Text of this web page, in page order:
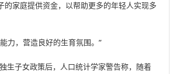
的家庭提供资金，以帮助更多的年轻人实现多
力，营造良好的生育氛围。”
生子女政策后，人口统计学家警告称，随着